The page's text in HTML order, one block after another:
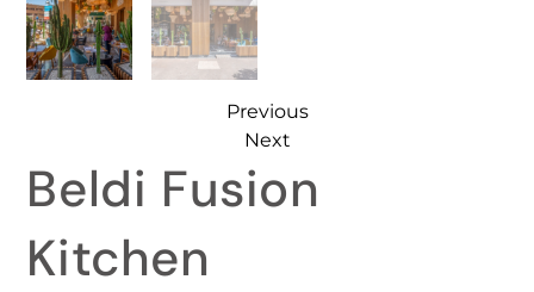
Previous
Next
Beldi Fusion
Kitchen